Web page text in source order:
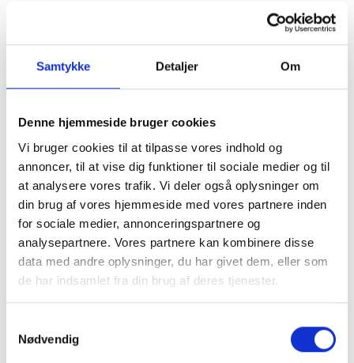
Samtykke Detaljer Om
Denne hjemmeside bruger cookies
Vi bruger cookies til at tilpasse vores indhold og
annoncer, til at vise dig funktioner til sociale medier og til
at analysere vores trafik. Vi deler også oplysninger om
din brug af vores hjemmeside med vores partnere inden
for sociale medier, annonceringspartnere og
analysepartnere. Vores partnere kan kombinere disse
data med andre oplysninger, du har givet dem, eller som
de har indsamlet fra din brug af deres tjenester.
Nødvendig
Sårsygeplejerske Åse Fremmelevholm fra OUH
fortæller, at de i samråd med sygehusledelsen
evaluere arbejdsmiljøet på geriatrisk afdeling,
- Vi er i færd med at oplære personalet i brugen
af teknologien, og vi ser frem til at vise de første
resultater, når vores erfaring med sengene er
fyldestgørende og evalueringen foreligger.